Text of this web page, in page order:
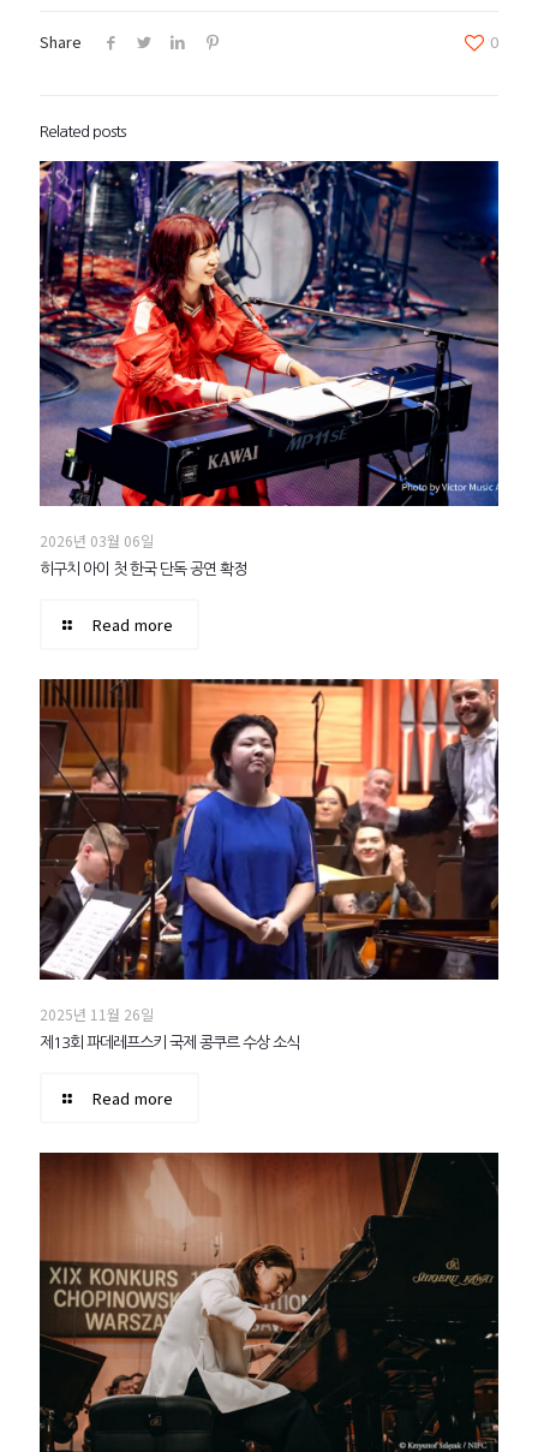
Share 0
Related posts
2026년 03월 06일
히구치 아이 첫 한국 단독 공연 확정
Read more
2025년 11월 26일
제13회 파데레프스키 국제 콩쿠르 수상 소식
Read more